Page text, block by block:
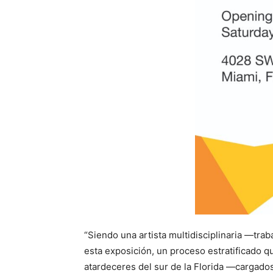
“Siendo una artista multidisciplinaria
esta exposición, un proceso estratificado
atardeceres del sur de la Florida